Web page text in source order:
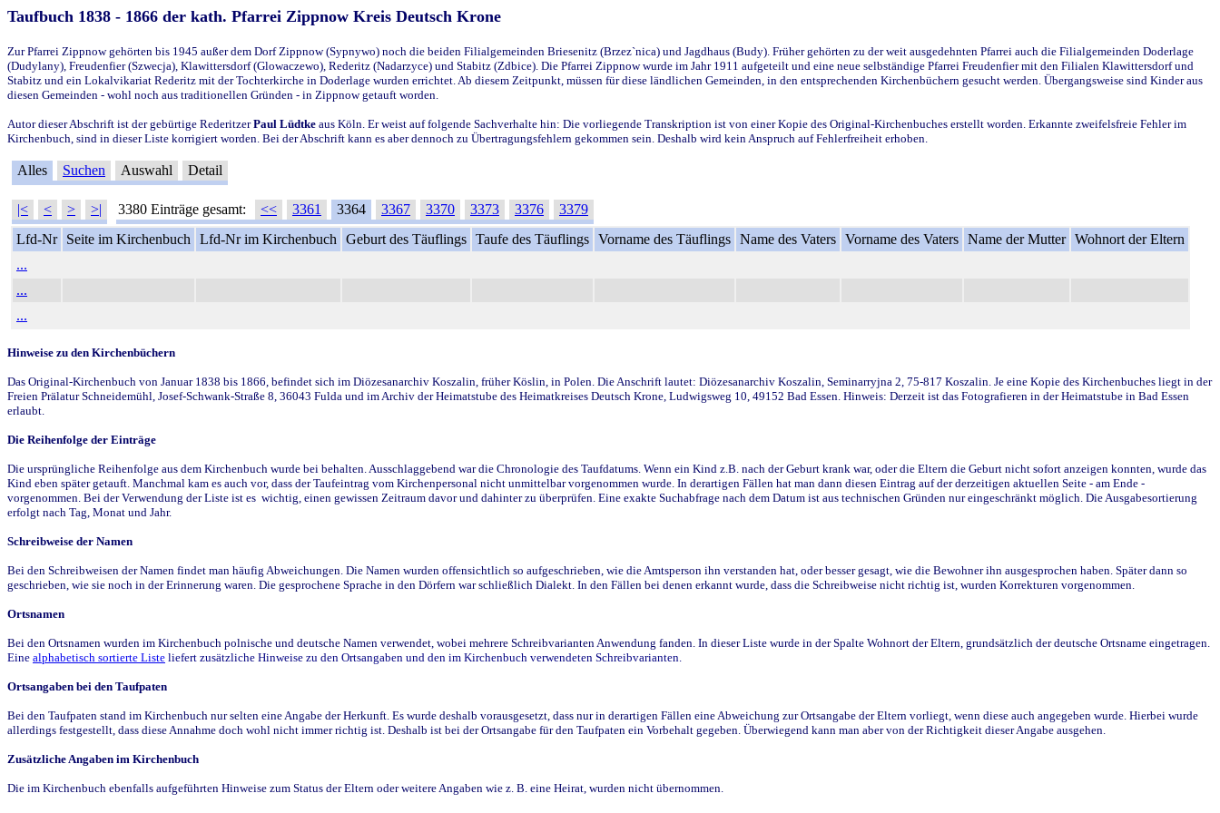
Taufbuch 1838 - 1866 der kath. Pfarrei Zippnow Kreis Deutsch Krone
Zur Pfarrei Zippnow gehörten bis 1945 außer dem Dorf Zippnow (Sypnywo) noch die beiden Filialgemeinden Briesenitz (Brzez`nica) und Jagdhaus (Budy). Früher gehörten zu der weit ausgedehnten Pfarrei auch die Filialgemeinden Doderlage
(Dudylany), Freudenfier (Szwecja), Klawittersdorf (Glowaczewo), Rederitz (Nadarzyce) und Stabitz (Zdbice). Die Pfarrei Zippnow wurde im Jahr 1911 aufgeteilt und eine neue selbständige Pfarrei Freudenfier mit den Filialen Klawittersdorf und
Stabitz und ein Lokalvikariat Rederitz mit der Tochterkirche in Doderlage wurden errichtet. Ab diesem Zeitpunkt, müssen für diese ländlichen Gemeinden, in den entsprechenden Kirchenbüchern gesucht werden. Übergangsweise sind Kinder aus
diesen Gemeinden - wohl noch aus traditionellen Gründen - in Zippnow getauft worden.
Autor dieser Abschrift ist der gebürtige RederitzerPaul Lüdtke aus Köln. Er weist auf folgende Sachverhalte hin: Die vorliegende Transkription ist von einer Kopie des Original-Kirchenbuches erstellt worden. Erkannte zweifelsfreie Fehler im
Kirchenbuch, sind in dieser Liste korrigiert worden. Bei der Abschrift kann es aber dennoch zu Übertragungsfehlern gekommen sein. Deshalb wird kein Anspruch auf Fehlerfreiheit erhoben.
Alles Suchen Auswahl Detail
|< < > >| 3380 Einträge gesamt: << 3361 3364 3367 3370 3373 3376
3379
Lfd-Nr
Seite im Kirchenbuch Lfd-Nr im Kirchenbuch Geburt des Täuflings Taufe des Täuflings Vorname des Täuflings Name des Vaters Vorname des Vaters Name der Mutter Wohnort der Eltern
...
...
...
Hinweise zu den Kirchenbüchern
Das Original-Kirchenbuch von Januar 1838 bis 1866, befindet sich im Diözesanarchiv Koszalin, früher Köslin, in Polen. Die Anschrift lautet: Diözesanarchiv Koszalin, Seminarryjna 2, 75-817 Koszalin. Je eine Kopie des Kirchenbuches liegt in der
Freien Prälatur Schneidemühl, Josef-Schwank-Straße 8, 36043 Fulda und im Archiv der Heimatstube des Heimatkreises Deutsch Krone, Ludwigsweg 10, 49152 Bad Essen. Hinweis: Derzeit ist das Fotografieren in der Heimatstube in Bad Essen
erlaubt.
Die Reihenfolge der Einträge
Die ursprüngliche Reihenfolge aus dem Kirchenbuch wurde bei behalten. Ausschlaggebend war die Chronologie des Taufdatums. Wenn ein Kind z.B. nach der Geburt krank war, oder die Eltern die Geburt nicht sofort anzeigen konnten, wurde das
Kind eben später getauft. Manchmal kam es auch vor, dass der Taufeintrag vom Kirchenpersonal nicht unmittelbar vorgenommen wurde. In derartigen Fällen hat man dann diesen Eintrag auf der derzeitigen aktuellen Seite - am Ende -
vorgenommen. Bei der Verwendung der Liste ist es wichtig, einen gewissen Zeitraum davor und dahinter zu überprüfen. Eine exakte Suchabfrage nach dem Datum ist aus technischen Gründen nur eingeschränkt möglich. Die Ausgabesortierung
erfolgt nach Tag, Monat und Jahr.
Schreibweise der Namen
Bei den Schreibweisen der Namen findet man häufig Abweichungen. Die Namen wurden offensichtlich so aufgeschrieben, wie die Amtsperson ihn verstanden hat, oder besser gesagt, wie die Bewohner ihn ausgesprochen haben. Später dann so
geschrieben, wie sie noch in der Erinnerung waren. Die gesprochene Sprache in den Dörfern war schließlich Dialekt. In den Fällen bei denen erkannt wurde, dass die Schreibweise nicht richtig ist, wurden Korrekturen vorgenommen.
Ortsnamen
Bei den Ortsnamen wurden im Kirchenbuch polnische und deutsche Namen verwendet, wobei mehrere Schreibvarianten Anwendung fanden. In dieser Liste wurde in der Spalte Wohnort der Eltern, grundsätzlich der deutsche Ortsname eingetragen.
Eine alphabetisch sortierte Liste liefert zusätzliche Hinweise zu den Ortsangaben und den im Kirchenbuch verwendeten Schreibvarianten.
Ortsangaben bei den Taufpaten
Bei den Taufpaten stand im Kirchenbuch nur selten eine Angabe der Herkunft. Es wurde deshalb vorausgesetzt, dass nur in derartigen Fällen eine Abweichung zur Ortsangabe der Eltern vorliegt, wenn diese auch angegeben wurde. Hierbei wurde
allerdings festgestellt, dass diese Annahme doch wohl nicht immer richtig ist. Deshalb ist bei der Ortsangabe für den Taufpaten ein Vorbehalt gegeben. Überwiegend kann man aber von der Richtigkeit dieser Angabe ausgehen.
Zusätzliche Angaben im Kirchenbuch
Die im Kirchenbuch ebenfalls aufgeführten Hinweise zum Status der Eltern oder weitere Angaben wie z. B. eine Heirat, wurden nicht übernommen.